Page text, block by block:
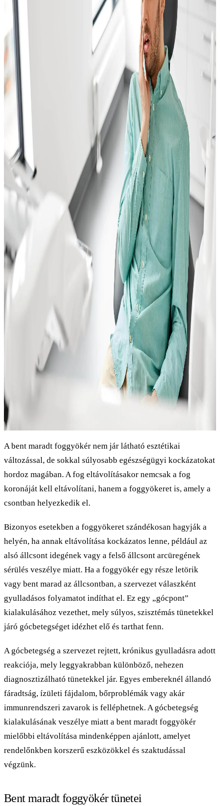
A bent maradt foggyökér nem jár látható esztétikai
változással, de sokkal súlyosabb egészségügyi kockázatokat
hordoz magában. A fog eltávolításakor nemcsak a fog
koronáját kell eltávolítani, hanem a foggyökeret is, amely a
csontban helyezkedik el.
Bizonyos esetekben a foggyökeret szándékosan hagyják a
helyén, ha annak eltávolítása kockázatos lenne, például az
alsó állcsont idegének vagy a felső állcsont arcüregének
sérülés veszélye miatt. Ha a foggyökér egy része letörik
vagy bent marad az állcsontban, a szervezet válaszként
gyulladásos folyamatot indíthat el. Ez egy „gócpont”
kialakulásához vezethet, mely súlyos, szisztémás tünetekkel
járó gócbetegséget idézhet elő és tarthat fenn.
A gócbetegség a szervezet rejtett, krónikus gyulladásra adott
reakciója, mely leggyakrabban különböző, nehezen
diagnosztizálható tünetekkel jár. Egyes embereknél állandó
fáradtság, ízületi fájdalom, bőrproblémák vagy akár
immunrendszeri zavarok is felléphetnek. A gócbetegség
kialakulásának veszélye miatt a bent maradt foggyökér
mielőbbi eltávolítása mindenképpen ajánlott, amelyet
rendelőnkben korszerű eszközökkel és szaktudással
végzünk.
Bent maradt foggyökér tünetei